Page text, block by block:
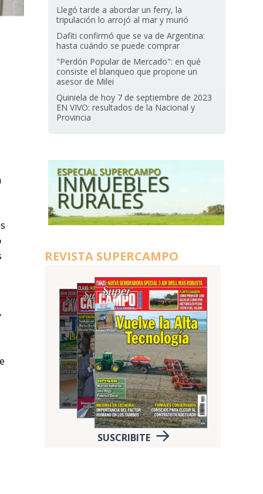
Llegó tarde a abordar un ferry, la
tripulación lo arrojó al mar y murió
Dafiti confirmó que se va de Argentina:
hasta cuándo se puede comprar
"Perdón Popular de Mercado": en qué
consiste el blanqueo que propone un
asesor de Milei
Quiniela de hoy 7 de septiembre de 2023
EN VIVO: resultados de la Nacional y
Provincia
REVISTA SUPERCAMPO
SUSCRIBITE